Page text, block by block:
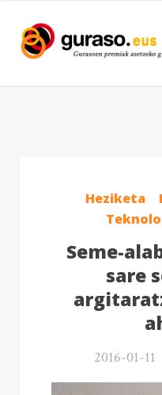
Heziketa
Seme-
sare
2016-01-11